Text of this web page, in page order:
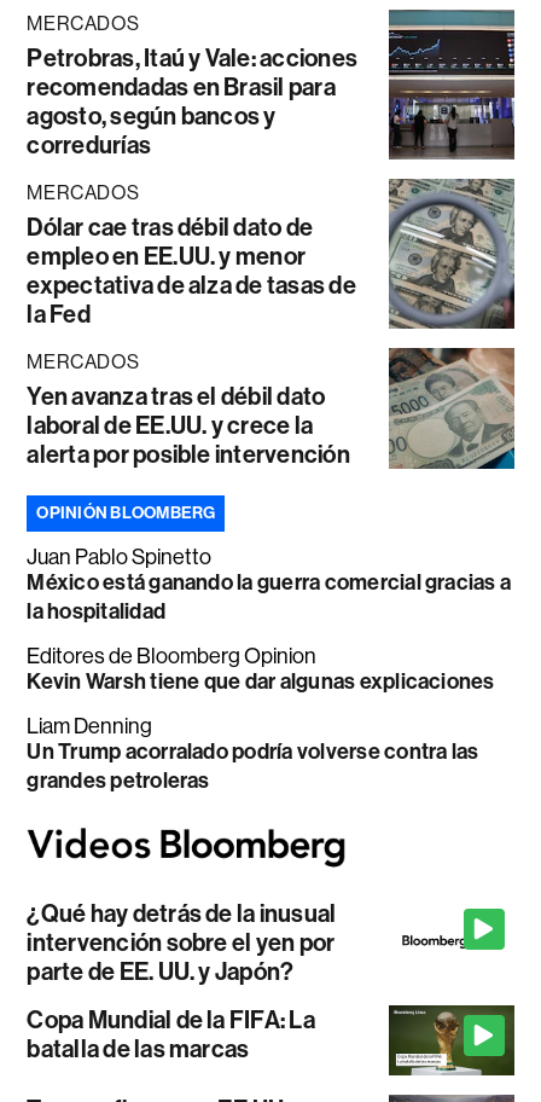
MERCADOS
Petrobras, Itaú y Vale: acciones
recomendadas en Brasil para
agosto, según bancos y
corredurías
MERCADOS
Dólar cae tras débil dato de
empleo en EE.UU. y menor
expectativa de alza de tasas de
la Fed
MERCADOS
Yen avanza tras el débil dato
laboral de EE.UU. y crece la
alerta por posible intervención
OPINIÓN BLOOMBERG
Juan Pablo Spinetto
México está ganando la guerra comercial gracias a
la hospitalidad
Editores de Bloomberg Opinion
Kevin Warsh tiene que dar algunas explicaciones
Liam Denning
Un Trump acorralado podría volverse contra las
grandes petroleras
¿Qué hay detrás de la inusual
intervención sobre el yen por
parte de EE. UU. y Japón?
Copa Mundial de la FIFA: La
batalla de las marcas